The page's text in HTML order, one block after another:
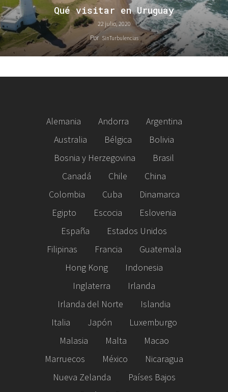
Qué visitar en Uruguay
22 julio, 2020
Por SinTurbulencias
Alemania Andorra
Argentina
Australia
Bélgica
Bolivia
Bosnia y Herzegovina
Brasil
Canadá
Chile
China
Colombia
Cuba
Dinamarca
Egipto
Escocia
Eslovenia
España
Estados Unidos
Filipinas
Francia
Guatemala
Hong Kong
Indonesia
Inglaterra
Irlanda
Irlanda del Norte
Islandia
Italia
Japón
Luxemburgo
Malasia
Malta
Macao
Marruecos
México
Nicaragua
Nueva Zelanda
Países Bajos